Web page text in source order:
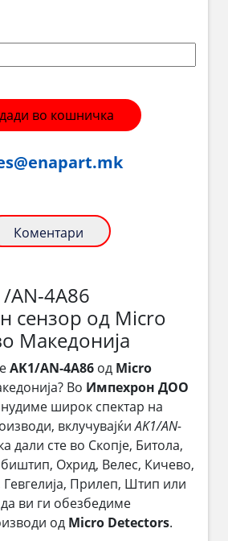
во кошничка
Коментари
AN-4A86
сензор од Micro
Македонија
AK1/AN-4A86 од Micro
Во Импехрон ДОО
широк спектар на
вклучувајќиAK1/AN-
дали сте во Скопје, Битола,
Охрид, Велес, Кичево,
Прилеп, Штип или
ви ги обезбедиме
од Micro Detectors.